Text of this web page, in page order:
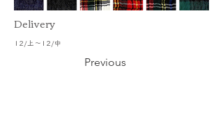
​Delivery
12/上～12/中
Previous